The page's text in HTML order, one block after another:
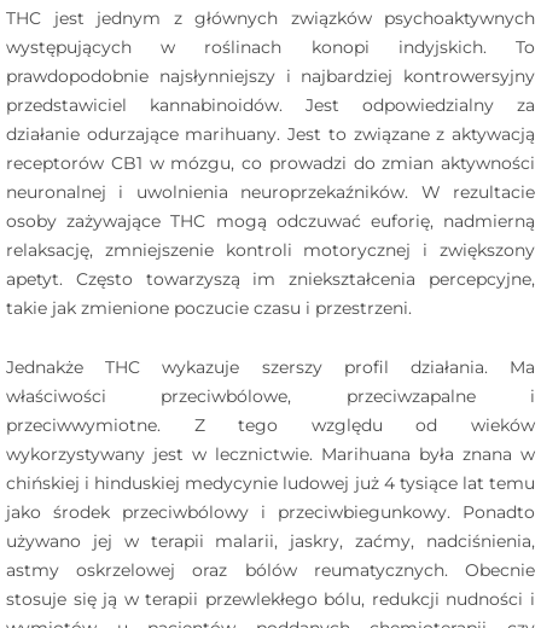
THC jest jednym z głównych związków psychoaktywnych
występujących w roślinach konopi indyjskich. To
prawdopodobnie najsłynniejszy i najbardziej kontrowersyjny
przedstawiciel kannabinoidów. Jest odpowiedzialny za
działanie odurzające marihuany. Jest to związane z aktywacją
receptorów CB1 w mózgu, co prowadzi do zmian aktywności
neuronalnej i uwolnienia neuroprzekaźników. W rezultacie
osoby zażywające THC mogą odczuwać euforię, nadmierną
relaksację, zmniejszenie kontroli motorycznej i zwiększony
apetyt. Często towarzyszą im zniekształcenia percepcyjne,
takie jak zmienione poczucie czasu i przestrzeni.
Jednakże THC wykazuje szerszy profil działania. Ma
właściwości przeciwbólowe, przeciwzapalne i
przeciwwymiotne. Z tego względu od wieków
wykorzystywany jest w lecznictwie. Marihuana była znana w
chińskiej i hinduskiej medycynie ludowej już 4 tysiące lat temu
jako środek przeciwbólowy i przeciwbiegunkowy. Ponadto
używano jej w terapii malarii, jaskry, zaćmy, nadciśnienia,
astmy oskrzelowej oraz bólów reumatycznych. Obecnie
stosuje się ją w terapii przewlekłego bólu, redukcji nudności i